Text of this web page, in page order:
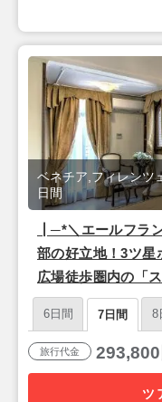
┃─*＼エールフラ
部の好立地！3ツ星
広場徒歩圏内の「
レンツェ＆ベネチ
発/エールフランス
ベネチア,フィレンツ
日間
6日間 7日間 8
旅行代金
ツ